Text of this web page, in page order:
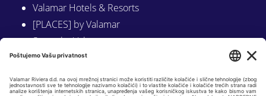
Valamar Hotels & Resorts
[PLACES] by Valamar
Sunny by Valamar
Valamar Camping
Istraži na Valamar.com